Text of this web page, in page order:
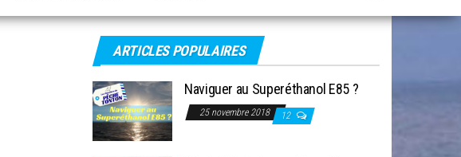
ARTICLES POPULAIRES
Naviguer au Superéthanol E85 ?
25 novembre 2018 12